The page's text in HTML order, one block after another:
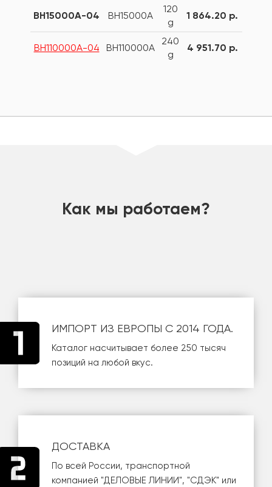
BH15000A-04 BH15000A
120
g
1 864.20 р.
BH110000A-04 BH110000A
240
g
4 951.70 р.
Как мы работаем?
ИМПОРТ ИЗ ЕВРОПЫ С 2014 ГОДА.
Каталог насчитывает более 250 тысяч
позиций на любой вкус.
ДОСТАВКА
По всей России, транспортной
компанией "ДЕЛОВЫЕ ЛИНИИ", "СДЭК" или